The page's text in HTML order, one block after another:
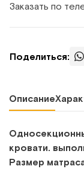
Заказать по
Поделиться:
Описание
кровати.
Размер